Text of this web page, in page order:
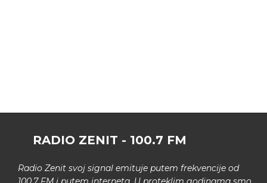
RADIO ZENIT - 100.7 FM
Radio Zenit svoj signal emituje putem frekvencije od